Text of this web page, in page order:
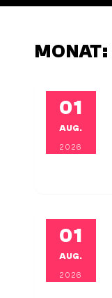
MONAT:
01
AUG.
2026
01
AUG.
2026